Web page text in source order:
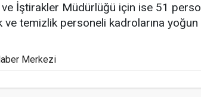
İştirakler Müdürlüğü için ise 51
ve temizlik personeli kadrolarına yoğun
Merkezi